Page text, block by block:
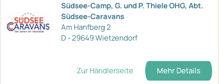
Südsee-Camp, G. und P. Thiele OHG, Abt.
Südsee-Caravans
Am Hanfberg 2
D - 29649 Wietzendorf
Zur Händlerseite Mehr Details